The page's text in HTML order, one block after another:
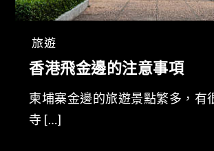
旅遊
香港飛金邊的注意事項
柬埔寨金邊的旅遊景點繁多，有
寺 […]